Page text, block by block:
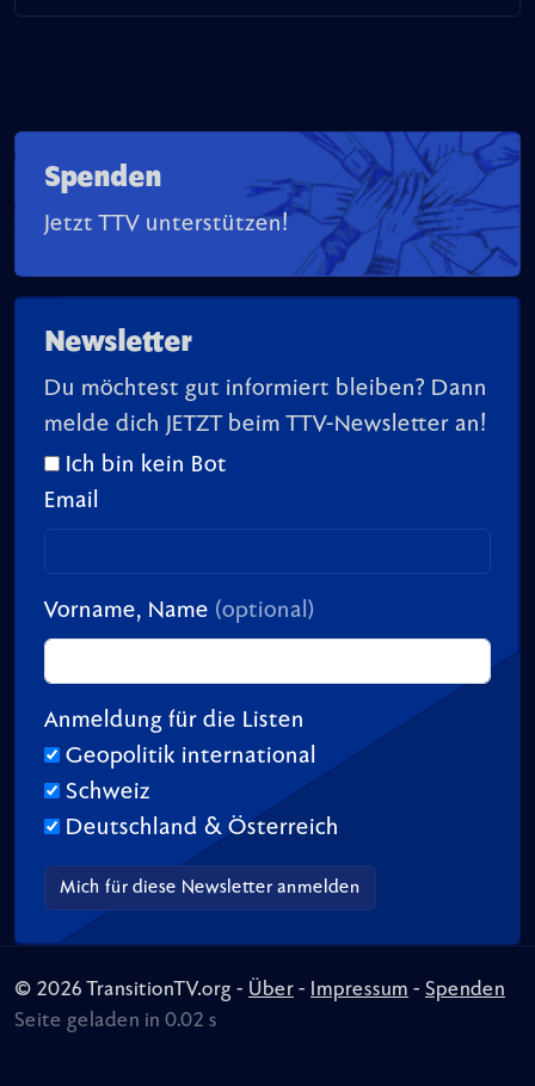
Spenden
Jetzt TTV unterstützen!
Newsletter
Du möchtest gut informiert bleiben? Dann
melde dich JETZT beim TTV-Newsletter an!
Ich bin kein Bot
Email
Vorname, Name (optional)
Anmeldung für die Listen
Geopolitik international
Schweiz
Deutschland & Österreich
© 2026 TransitionTV.org - Über - Impressum - Spenden
Seite geladen in 0.02 s